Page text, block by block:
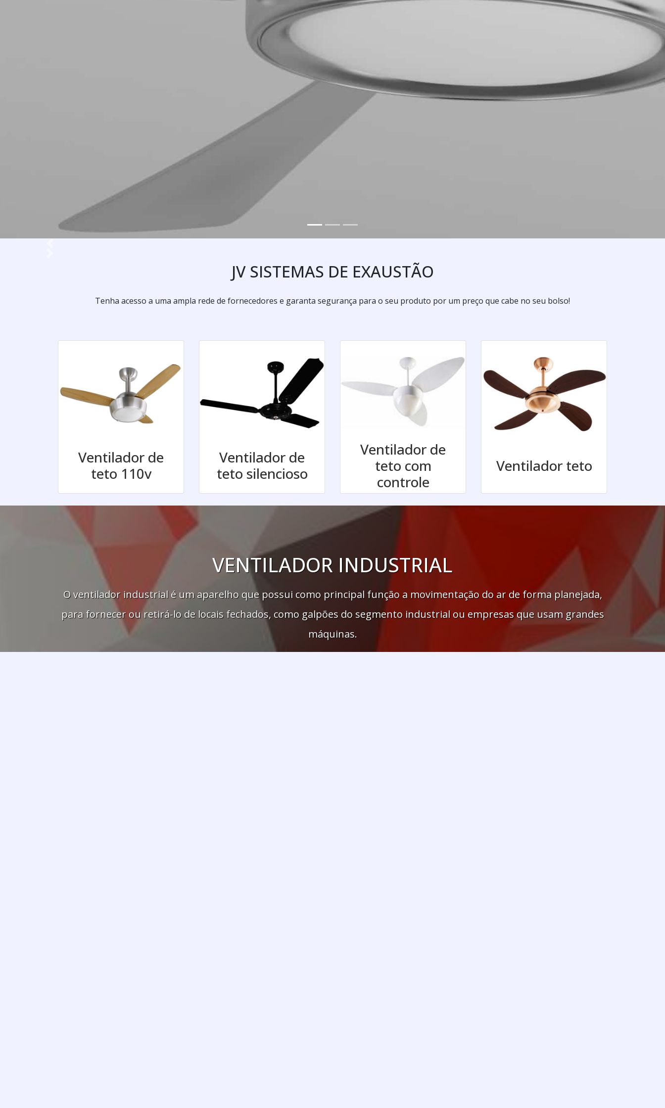
JV SISTEMAS DE EXAUSTÃO
Tenha acesso a uma ampla rede de fornecedores e garanta segurança para o seu produto por um preço que cabe no seu bolso!
Ventilador de
teto 110v
Ventilador de
teto silencioso
Ventilador de
teto com
controle
Ventilador teto
VENTILADOR INDUSTRIAL
O ventilador industrial é um aparelho que possui como principal função a movimentação do ar de forma planejada,
para fornecer ou retirá-lo de locais fechados, como galpões do segmento industrial ou empresas que usam grandes
máquinas.